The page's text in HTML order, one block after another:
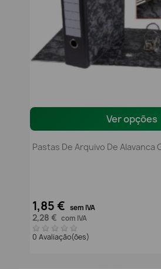
Ver opções
Pastas De Arquivo De Alavanca
1,85 € sem IVA
2,28 € com IVA
0 Avaliação(ões)